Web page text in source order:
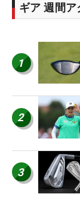
ギア 週間
1
2
3